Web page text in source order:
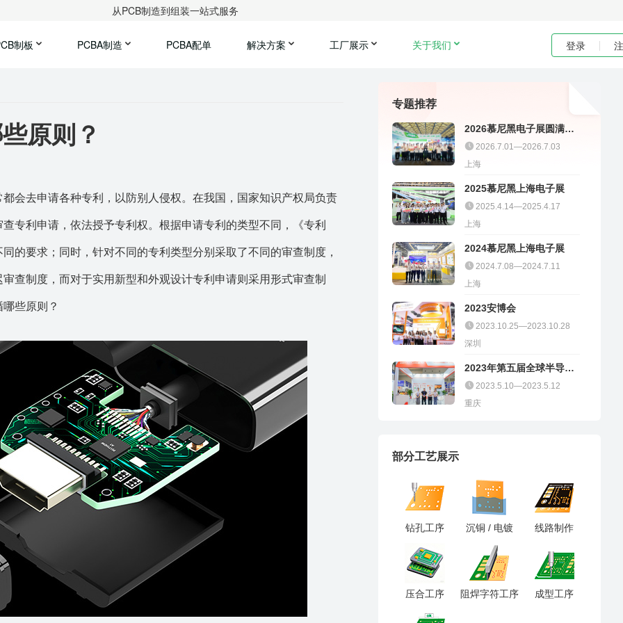
从PCB制造到组装一站式服务
制板 PCBA制造 PCBA配单 解决方案 工厂展示 关于我们 登录
原则？
会去申请各种专利，以防别人侵权。在我国，国家知识产权局负责
专利申请，依法授予专利权。根据申请专利的类型不同，《专利
的要求；同时，针对不同的专利类型分别采取了不同的审查制度，
查制度，而对于实用新型和外观设计专利申请则采用形式审查制
些原则？
专题推荐
2026慕尼黑电子展圆满收
官｜聚多邦精彩不停
2026.7.01—2026.7.03
上海
2025慕尼黑上海电子展
2025.4.14—2025.4.17
上海
2024慕尼黑上海电子展
2024.7.08—2024.7.11
上海
2023安博会
2023.10.25—2023.10.28
深圳
2023年第五届全球半导体
产业（重庆）博览会
2023.5.10—2023.5.12
重庆
部分工艺展示
钻孔工序 沉铜 / 电镀 线路制作
压合工序 阻焊字符工序 成型工序